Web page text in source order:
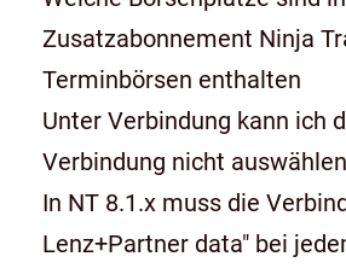
Zusatzabonnement Ninja
Terminbörsen enthalten
Unter Verbindung kann ich
Verbindung nicht
In NT 8.1.x muss die
Lenz+Partner data" bei